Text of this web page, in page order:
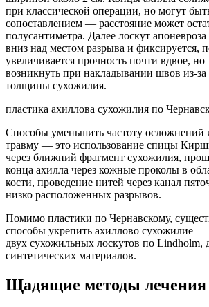
при классической операции, но могут
сопоставлением — расстояние может
полусантиметра. Далее лоскут
вниз над местом разрыва и фиксируется,
увеличивается прочность почти вдвое, но
возникнуть при накладывании швов из-
толщины сухожилия.
пластика ахиллова сухожилия по
Способы уменьшить частоту
травму — это использование спицы
через ближний фрагмент сухожилия,
конца ахилла через кожные проколы в
кости, проведение нитей через канал
низко расположенных разрывов.
Помимо пластики по Чернавскому,
способы укрепить ахиллово сухожилие —
двух сухожильных лоскутов по Lindholm,
синтетических материалов.
Щадящие методы лечения